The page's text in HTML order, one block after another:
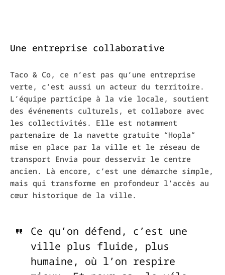
Une entreprise collaborative
Taco & Co, ce n’est pas qu’une entreprise
verte, c’est aussi un acteur du territoire.
L’équipe participe à la vie locale, soutient
des événements culturels, et collabore avec
les collectivités. Elle est notamment
partenaire de la navette gratuite “Hopla”
mise en place par la ville et le réseau de
transport Envia pour desservir le centre
ancien. Là encore, c’est une démarche simple,
mais qui transforme en profondeur l’accès au
cœur historique de la ville.
Ce qu’on défend, c’est une
ville plus fluide, plus
humaine, où l’on respire